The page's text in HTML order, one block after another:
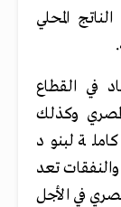
المحلي
.
في القطاع
وكذلك
لبنود
والنفقات تعد
في الأجل